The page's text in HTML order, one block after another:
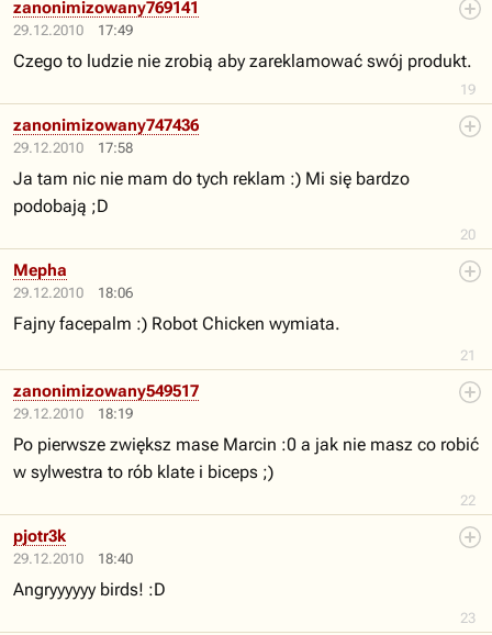
29.12.2010 17:49
19
zanonimizowany769141
Czego to ludzie nie zrobią aby zareklamować swój produkt.
29.12.2010 17:58
20
zanonimizowany747436
Ja tam nic nie mam do tych reklam :) Mi się bardzo
podobają ;D
29.12.2010 18:06
21
Mepha
Fajny facepalm :) Robot Chicken wymiata.
29.12.2010 18:19
22
zanonimizowany549517
Po pierwsze zwiększ mase Marcin :0 a jak nie masz co robić
w sylwestra to rób klate i biceps ;)
29.12.2010 18:40
23
pjotr3k
Angryyyyyy birds! :D